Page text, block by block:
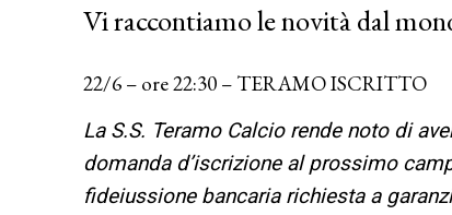
Vi raccontiamo le novità dal
22/6 – ore 22:30 – TERAMO ISCRITTO
La S.S. Teramo Calcio rende noto di
domanda d’iscrizione al prossimo
fideiussione bancaria richiesta a